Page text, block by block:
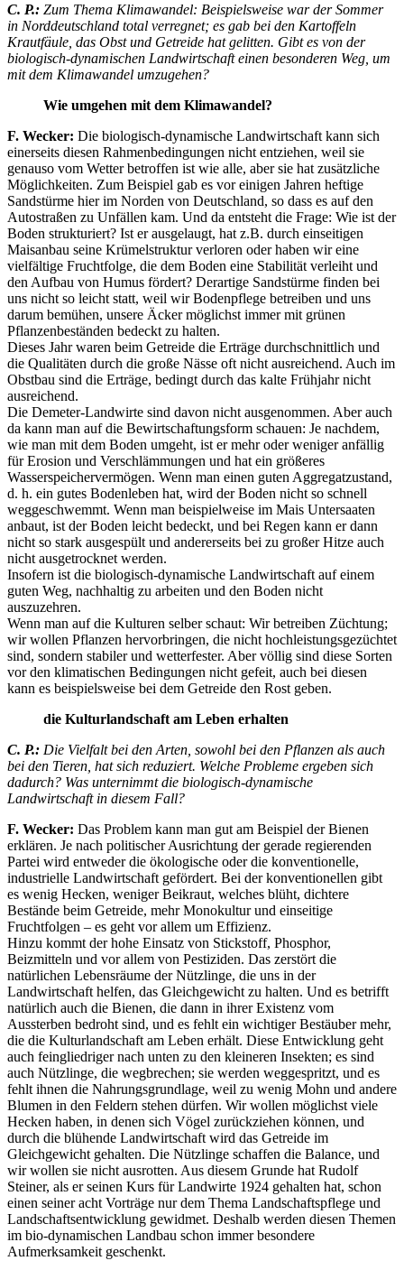
C. P.: Zum Thema Klimawandel: Beispielsweise war der Sommer
in Norddeutschland total verregnet; es gab bei den Kartoffeln
Krautfäule, das Obst und Getreide hat gelitten. Gibt es von der
biologisch-dynamischen Landwirtschaft einen besonderen Weg, um
mit dem Klimawandel umzugehen?
Wie umgehen mit dem Klimawandel?
F. Wecker: Die biologisch-dynamische Landwirtschaft kann sich
einerseits diesen Rahmenbedingungen nicht entziehen, weil sie
genauso vom Wetter betroffen ist wie alle, aber sie hat zusätzliche
Möglichkeiten. Zum Beispiel gab es vor einigen Jahren heftige
Sandstürme hier im Norden von Deutschland, so dass es auf den
Autostraßen zu Unfällen kam. Und da entsteht die Frage: Wie ist der
Boden strukturiert? Ist er ausgelaugt, hat z.B. durch einseitigen
Maisanbau seine Krümelstruktur verloren oder haben wir eine
vielfältige Fruchtfolge, die dem Boden eine Stabilität verleiht und
den Aufbau von Humus fördert? Derartige Sandstürme finden bei
uns nicht so leicht statt, weil wir Bodenpflege betreiben und uns
darum bemühen, unsere Äcker möglichst immer mit grünen
Pflanzenbeständen bedeckt zu halten.
Dieses Jahr waren beim Getreide die Erträge durchschnittlich und
die Qualitäten durch die große Nässe oft nicht ausreichend. Auch im
Obstbau sind die Erträge, bedingt durch das kalte Frühjahr nicht
ausreichend.
Die Demeter-Landwirte sind davon nicht ausgenommen. Aber auch
da kann man auf die Bewirtschaftungsform schauen: Je nachdem,
wie man mit dem Boden umgeht, ist er mehr oder weniger anfällig
für Erosion und Verschlämmungen und hat ein größeres
Wasserspeichervermögen. Wenn man einen guten Aggregatzustand,
d. h. ein gutes Bodenleben hat, wird der Boden nicht so schnell
weggeschwemmt. Wenn man beispielweise im Mais Untersaaten
anbaut, ist der Boden leicht bedeckt, und bei Regen kann er dann
nicht so stark ausgespült und andererseits bei zu großer Hitze auch
nicht ausgetrocknet werden.
Insofern ist die biologisch-dynamische Landwirtschaft auf einem
guten Weg, nachhaltig zu arbeiten und den Boden nicht
auszuzehren.
Wenn man auf die Kulturen selber schaut: Wir betreiben Züchtung;
wir wollen Pflanzen hervorbringen, die nicht hochleistungsgezüchtet
sind, sondern stabiler und wetterfester. Aber völlig sind diese Sorten
vor den klimatischen Bedingungen nicht gefeit, auch bei diesen
kann es beispielsweise bei dem Getreide den Rost geben.
die Kulturlandschaft am Leben erhalten
C. P.: Die Vielfalt bei den Arten, sowohl bei den Pflanzen als auch
bei den Tieren, hat sich reduziert. Welche Probleme ergeben sich
dadurch? Was unternimmt die biologisch-dynamische
Landwirtschaft in diesem Fall?
F. Wecker: Das Problem kann man gut am Beispiel der Bienen
erklären. Je nach politischer Ausrichtung der gerade regierenden
Partei wird entweder die ökologische oder die konventionelle,
industrielle Landwirtschaft gefördert. Bei der konventionellen gibt
es wenig Hecken, weniger Beikraut, welches blüht, dichtere
Bestände beim Getreide, mehr Monokultur und einseitige
Fruchtfolgen – es geht vor allem um Effizienz.
Hinzu kommt der hohe Einsatz von Stickstoff, Phosphor,
Beizmitteln und vor allem von Pestiziden. Das zerstört die
natürlichen Lebensräume der Nützlinge, die uns in der
Landwirtschaft helfen, das Gleichgewicht zu halten. Und es betrifft
natürlich auch die Bienen, die dann in ihrer Existenz vom
Aussterben bedroht sind, und es fehlt ein wichtiger Bestäuber mehr,
die die Kulturlandschaft am Leben erhält. Diese Entwicklung geht
auch feingliedriger nach unten zu den kleineren Insekten; es sind
auch Nützlinge, die wegbrechen; sie werden weggespritzt, und es
fehlt ihnen die Nahrungsgrundlage, weil zu wenig Mohn und andere
Blumen in den Feldern stehen dürfen. Wir wollen möglichst viele
Hecken haben, in denen sich Vögel zurückziehen können, und
durch die blühende Landwirtschaft wird das Getreide im
Gleichgewicht gehalten. Die Nützlinge schaffen die Balance, und
wir wollen sie nicht ausrotten. Aus diesem Grunde hat Rudolf
Steiner, als er seinen Kurs für Landwirte 1924 gehalten hat, schon
einen seiner acht Vorträge nur dem Thema Landschaftspflege und
Landschaftsentwicklung gewidmet. Deshalb werden diesen Themen
im bio-dynamischen Landbau schon immer besondere
Aufmerksamkeit geschenkt.